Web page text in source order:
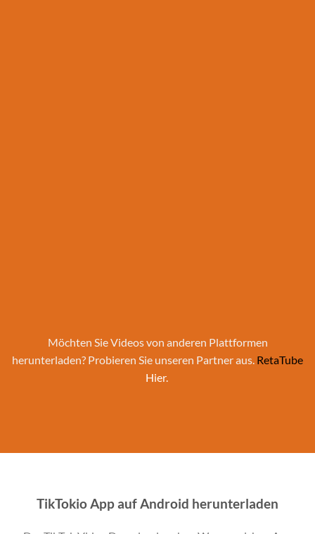
Möchten Sie Videos von anderen Plattformen
herunterladen? Probieren Sie unseren Partner aus. RetaTube
Hier.
TikTokio App auf Android herunterladen